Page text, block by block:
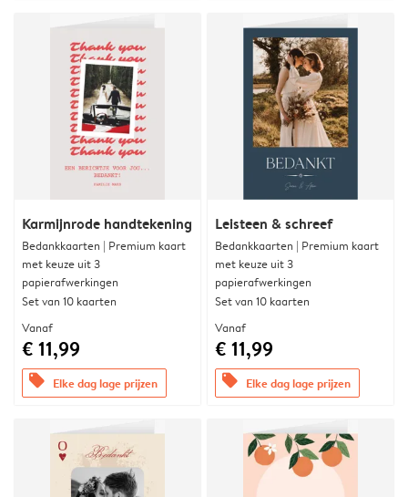
Karmijnrode handtekening
Bedankkaarten | Premium kaart
met keuze uit 3
papierafwerkingen
Set van 10 kaarten
Vanaf
€ 11,99
offers Elke dag lage prijzen
Leisteen & schreef
Bedankkaarten | Premium kaart
met keuze uit 3
papierafwerkingen
Set van 10 kaarten
Vanaf
€ 11,99
offers Elke dag lage prijzen